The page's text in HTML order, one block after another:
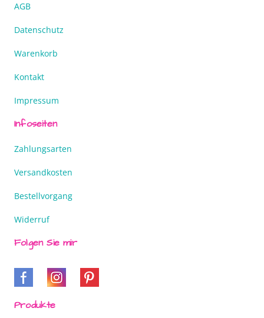
AGB
Datenschutz
Warenkorb
Kontakt
Impressum
Infoseiten
Zahlungsarten
Versandkosten
Bestellvorgang
Widerruf
Folgen Sie mir
Produkte